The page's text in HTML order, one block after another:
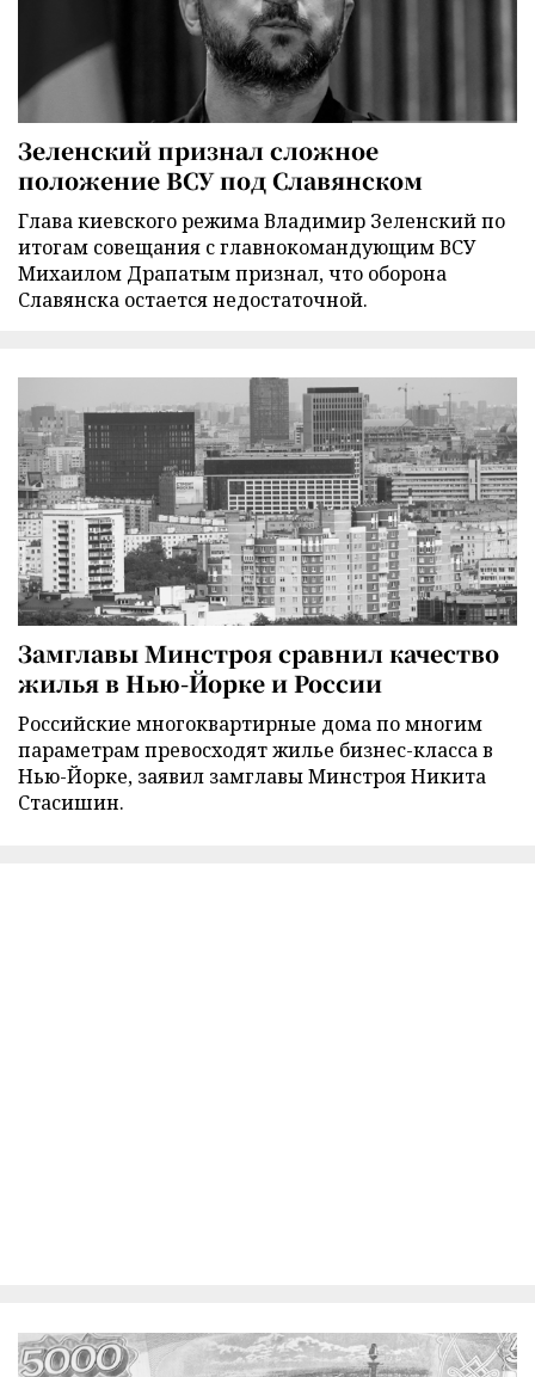
Зеленский признал сложное
положение ВСУ под Славянском
Глава киевского режима Владимир Зеленский по
итогам совещания с главнокомандующим ВСУ
Михаилом Драпатым признал, что оборона
Славянска остается недостаточной.
Замглавы Минстроя сравнил качество
жилья в Нью-Йорке и России
Российские многоквартирные дома по многим
параметрам превосходят жилье бизнес-класса в
Нью-Йорке, заявил замглавы Минстроя Никита
Стасишин.